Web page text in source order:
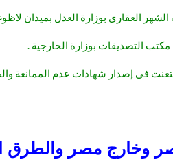
فى إصدار شهادات عدم الممانعة
وخارج مصر والطرق